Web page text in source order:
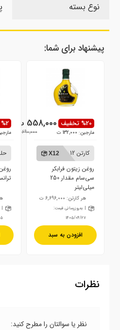
نوع بسته
پیشنهاد برای شما:
%20 تخفیف
مارجین: 132,000 ت
558,000 ت
690,000 ت
X12
کارتن 12 عددی
روغن زیتون فرابکر
سی‌سام مقدار 250
میلی‌لیتر
هر کارتن: 6,696,000 ت
| به‌روزرسانی قیمت:
۱۴۰۵/۰۴/۲۷
افزودن به سبد
%2 تخفیف
مارجین:
حلب 5
ترانس
|
نظرات
نظر یا سوالتان را مطرح کنید: